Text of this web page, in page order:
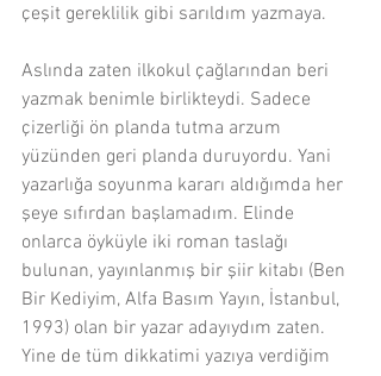
çeşit gereklilik gibi sarıldım yazmaya.
Aslında zaten ilkokul çağlarından beri
yazmak benimle birlikteydi. Sadece
çizerliği ön planda tutma arzum
yüzünden geri planda duruyordu. Yani
yazarlığa soyunma kararı aldığımda her
şeye sıfırdan başlamadım. Elinde
onlarca öyküyle iki roman taslağı
bulunan, yayınlanmış bir şiir kitabı (Ben
Bir Kediyim, Alfa Basım Yayın, İstanbul,
1993) olan bir yazar adayıydım zaten.
Yine de tüm dikkatimi yazıya verdiğim